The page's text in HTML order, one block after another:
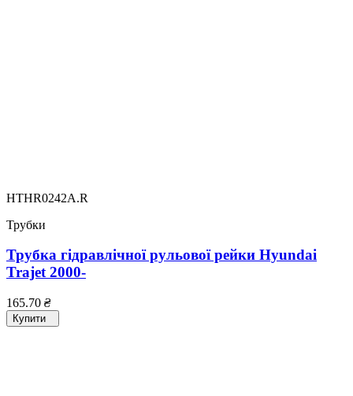
HTHR0242A.R
Трубки
Трубка гідравлічної рульової рейки Hyundai
Trajet 2000-
165.70 ₴
Купити